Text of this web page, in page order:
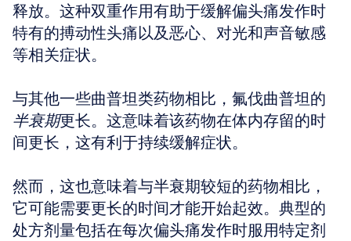
释放。这种双重作用有助于缓解偏头痛发作时
特有的搏动性头痛以及恶心、对光和声音敏感
等相关症状。
与其他一些曲普坦类药物相比，氟伐曲普坦的
半衰期更长。这意味着该药物在体内存留的时
间更长，这有利于持续缓解症状。
然而，这也意味着与半衰期较短的药物相比，
它可能需要更长的时间才能开始起效。典型的
处方剂量包括在每次偏头痛发作时服用特定剂